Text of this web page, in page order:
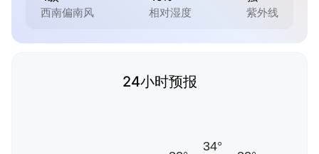
西南偏南风 相对湿度 紫外线
24小时预报